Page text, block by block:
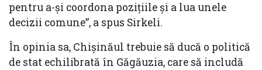
pentru a-și coordona pozițiile și a lua unele
decizii comune”, a spus Sirkeli.
În opinia sa, Chișinăul trebuie să ducă o politică
de stat echilibrată în Găgăuzia, care să includă